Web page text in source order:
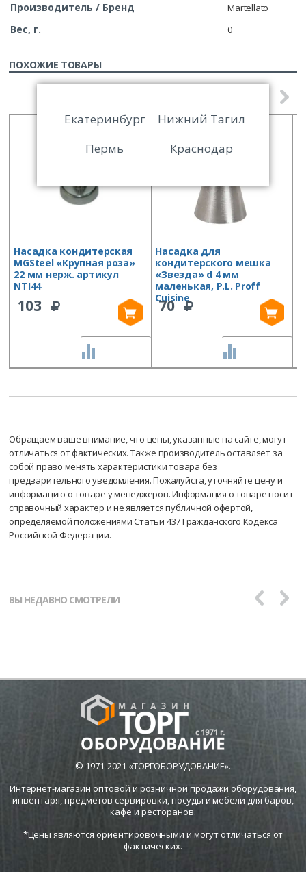
Производитель / Бренд Martellato
Вес, г. 0
ПОХОЖИЕ ТОВАРЫ
Насадка кондитерская
MGSteel «Крупная роза»
22 мм нерж. артикул
NTI44
103
Насадка для
кондитерского мешка
«Звезда» d 4 мм
маленькая, P.L. Proff
Cuisine
70
Обращаем ваше внимание, что цены, указанные на сайте, могут
отличаться от фактических. Также производитель оставляет за
собой право менять характеристики товара без
предварительного уведомления. Пожалуйста, уточняйте цену и
информацию о товаре у менеджеров. Информация о товаре носит
справочный характер и не является публичной офертой,
определяемой положениями Статьи 437 Гражданского Кодекса
Российской Федерации.
ВЫ НЕДАВНО СМОТРЕЛИ
© 1971-2021 «ТОРГОБОРУДОВАНИЕ».
Интернет-магазин оптовой и розничной продажи оборудования,
инвентаря, предметов сервировки, посуды и мебели для баров,
кафе и ресторанов.
*Цены являются ориентировочными и могут отличаться от
фактических.
Екатеринбург
Нижний Тагил
Пермь
Краснодар